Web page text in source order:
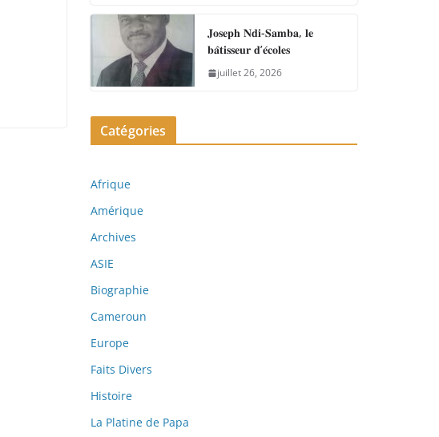
𝐉𝐨𝐬𝐞𝐩𝐡 𝐍𝐝𝐢-𝐒𝐚𝐦𝐛𝐚, 𝐥𝐞
𝐛𝐚̂𝐭𝐢𝐬𝐬𝐞𝐮𝐫 𝐝’𝐞́𝐜𝐨𝐥𝐞𝐬
juillet 26, 2026
Catégories
Afrique
Amérique
Archives
ASIE
Biographie
Cameroun
Europe
Faits Divers
Histoire
La Platine de Papa